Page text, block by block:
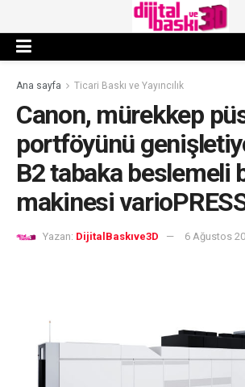
Ana sayfa Ticari Baskı ve Yayıncılık
Canon, mürekkep
portföyünü
B2 tabaka beslemeli
makinesi
Yazan: DijitalBaskıve3D 6 Ağustos